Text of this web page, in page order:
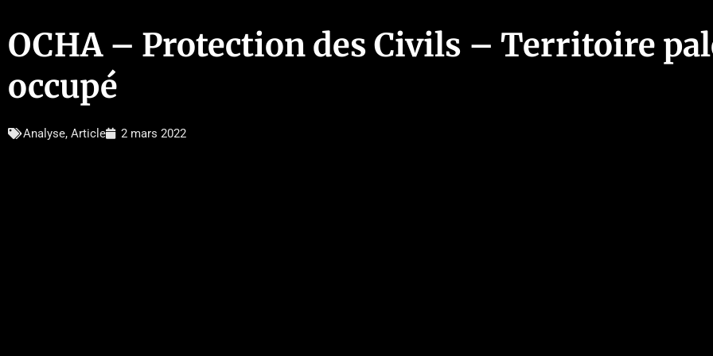
OCHA – Protection des Civils – Territoire
occupé
Analyse, Article 2 mars 2022